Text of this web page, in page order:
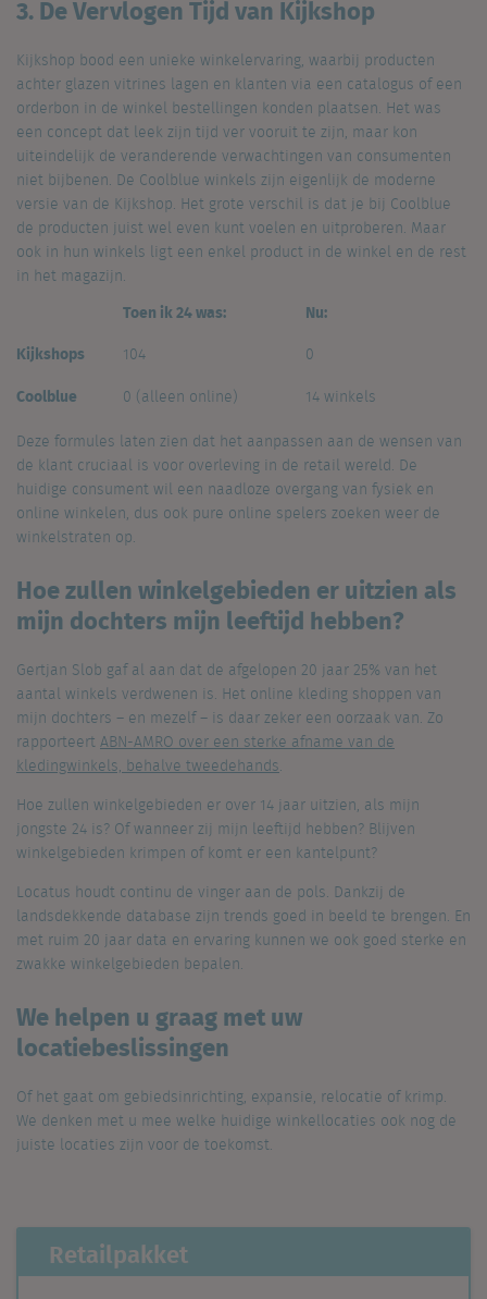
3. De Vervlogen Tijd van Kijkshop
Kijkshop bood een unieke winkelervaring, waarbij producten
achter glazen vitrines lagen en klanten via een catalogus of een
orderbon in de winkel bestellingen konden plaatsen. Het was
een concept dat leek zijn tijd ver vooruit te zijn, maar kon
uiteindelijk de veranderende verwachtingen van consumenten
niet bijbenen. De Coolblue winkels zijn eigenlijk de moderne
versie van de Kijkshop. Het grote verschil is dat je bij Coolblue
de producten juist wel even kunt voelen en uitproberen. Maar
ook in hun winkels ligt een enkel product in de winkel en de rest
in het magazijn.
Toen ik 24 was:
Nu:
Kijkshops
104
0
Coolblue
0 (alleen online)
14 winkels
Deze formules laten zien dat het aanpassen aan de wensen van
de klant cruciaal is voor overleving in de retail wereld. De
huidige consument wil een naadloze overgang van fysiek en
online winkelen, dus ook pure online spelers zoeken weer de
winkelstraten op.
Hoe zullen winkelgebieden er uitzien als
mijn dochters mijn leeftijd hebben?
Gertjan Slob gaf al aan dat de afgelopen 20 jaar 25% van het
aantal winkels verdwenen is. Het online kleding shoppen van
mijn dochters – en mezelf – is daar zeker een oorzaak van. Zo
rapporteertABN-AMRO over een sterke afname van de
kledingwinkels, behalve tweedehands.
Hoe zullen winkelgebieden er over 14 jaar uitzien, als mijn
jongste 24 is? Of wanneer zij mijn leeftijd hebben? Blijven
winkelgebieden krimpen of komt er een kantelpunt?
Locatus houdt continu de vinger aan de pols. Dankzij de
landsdekkende database zijn trends goed in beeld te brengen. En
met ruim 20 jaar data en ervaring kunnen we ook goed sterke en
zwakke winkelgebieden bepalen.
Wehelpen u graag met uw
locatiebeslissingen
Of het gaat om gebiedsinrichting, expansie, relocatie of krimp.
We denken met u mee welke huidige winkellocaties ook nog de
juiste locaties zijn voor de toekomst.
Retailpakket